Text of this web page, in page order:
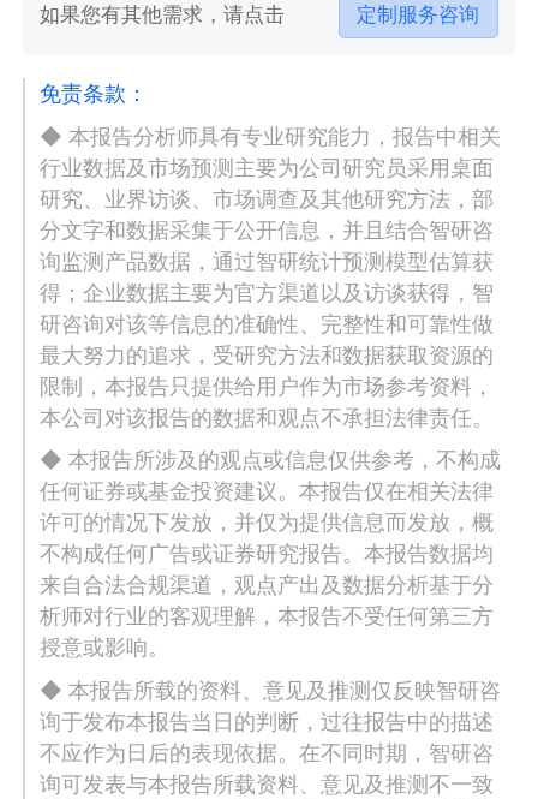
如果您有其他需求，请点击 定制服务咨询
免责条款：
◆ 本报告分析师具有专业研究能力，报告中相关
行业数据及市场预测主要为公司研究员采用桌面
研究、业界访谈、市场调查及其他研究方法，部
分文字和数据采集于公开信息，并且结合智研咨
询监测产品数据，通过智研统计预测模型估算获
得；企业数据主要为官方渠道以及访谈获得，智
研咨询对该等信息的准确性、完整性和可靠性做
最大努力的追求，受研究方法和数据获取资源的
限制，本报告只提供给用户作为市场参考资料，
本公司对该报告的数据和观点不承担法律责任。
◆ 本报告所涉及的观点或信息仅供参考，不构成
任何证券或基金投资建议。本报告仅在相关法律
许可的情况下发放，并仅为提供信息而发放，概
不构成任何广告或证券研究报告。本报告数据均
来自合法合规渠道，观点产出及数据分析基于分
析师对行业的客观理解，本报告不受任何第三方
授意或影响。
◆ 本报告所载的资料、意见及推测仅反映智研咨
询于发布本报告当日的判断，过往报告中的描述
不应作为日后的表现依据。在不同时期，智研咨
询可发表与本报告所载资料、意见及推测不一致